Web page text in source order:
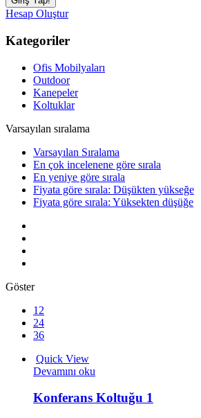
Hesap Oluştur
Kategoriler
Ofis Mobilyaları
Outdoor
Kanepeler
Koltuklar
Varsayılan sıralama
Varsayılan Sıralama
En çok incelenene göre sırala
En yeniye göre sırala
Fiyata göre sırala: Düşükten yükseğe
Fiyata göre sırala: Yüksekten düşüğe
Göster
12
24
36
Quick View
Devamını oku
Konferans Koltuğu 1